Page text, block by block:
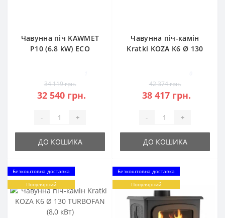
Чавунна піч KAWMET
P10 (6.8 kW) ECO
34 119 грн.
32 540 грн.
- +
ДО КОШИКА
Чавунна піч-камін
Kratki KOZA K6 Ø 130
42 374 грн.
38 417 грн.
- +
ДО КОШИКА
Безкоштовна доставка
Популярний
Безкоштовна доставка
Популярний